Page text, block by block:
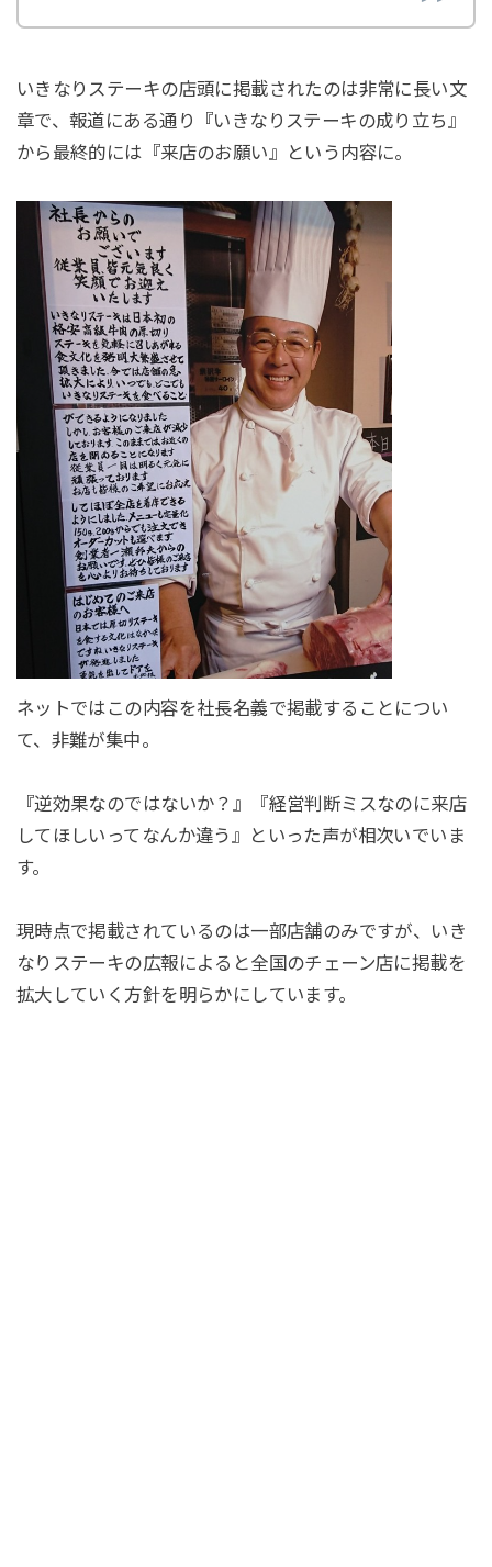
いきなりステーキの店頭に掲載されたのは非常に長い文
章で、報道にある通り『いきなりステーキの成り立ち』
から最終的には『来店のお願い』という内容に。
ネットではこの内容を社長名義で掲載することについ
て、非難が集中。
『逆効果なのではないか？』『経営判断ミスなのに来店
してほしいってなんか違う』といった声が相次いでいま
す。
現時点で掲載されているのは一部店舗のみですが、いき
なりステーキの広報によると全国のチェーン店に掲載を
拡大していく方針を明らかにしています。